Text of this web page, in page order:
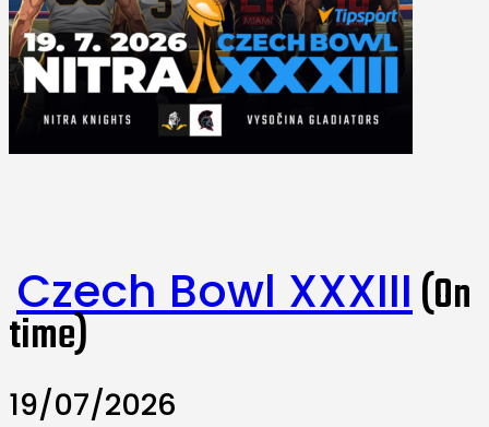
Czech Bowl XXXIII (On
time)
19/07/2026